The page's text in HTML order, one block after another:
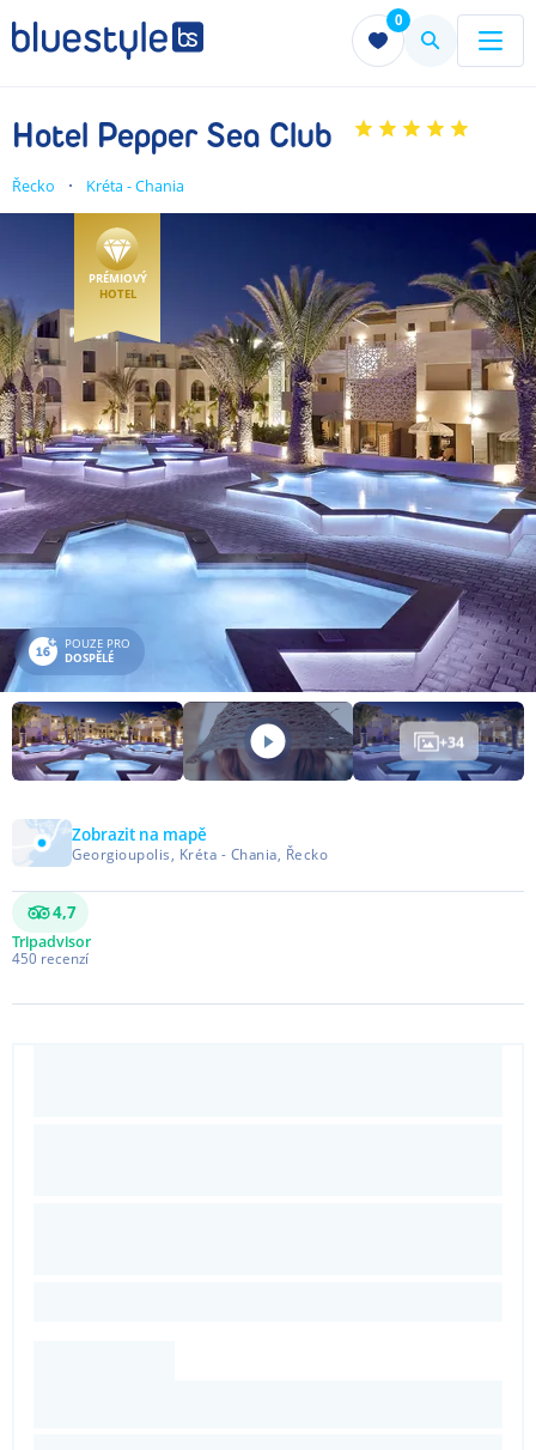
0
Menu Menu
Hotel Pepper Sea Club
Řecko Kréta - Chania
PRÉMIOVÝ
HOTEL
POUZE PRO
DOSPĚLÉ
+34
Zobrazit na mapě
Georgioupolis, Kréta - Chania, Řecko
4,7
Tripadvisor
450 recenzí